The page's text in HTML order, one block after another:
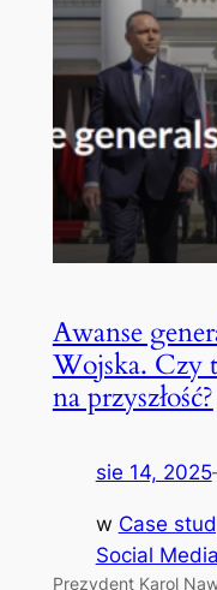
Awanse
Wojska. Czy
na przyszłość?
sie 14, 2025
w Case
Social Media
Prezydent Karol